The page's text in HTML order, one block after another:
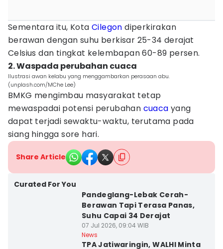
Sementara itu, Kota Cilegon diperkirakan
berawan dengan suhu berkisar 25-34 derajat
Celsius dan tingkat kelembapan 60-89 persen.
2. Waspada perubahan cuaca
Ilustrasi awan kelabu yang menggambarkan perasaan abu.
(unplash.com/MChe Lee)
BMKG mengimbau masyarakat tetap
mewaspadai potensi perubahan cuaca yang
dapat terjadi sewaktu-waktu, terutama pada
siang hingga sore hari.
Share Article
Curated For You
Pandeglang-Lebak Cerah-
Berawan Tapi Terasa Panas,
Suhu Capai 34 Derajat
07 Jul 2026, 09:04 WIB
News
TPA Jatiwaringin, WALHI Minta